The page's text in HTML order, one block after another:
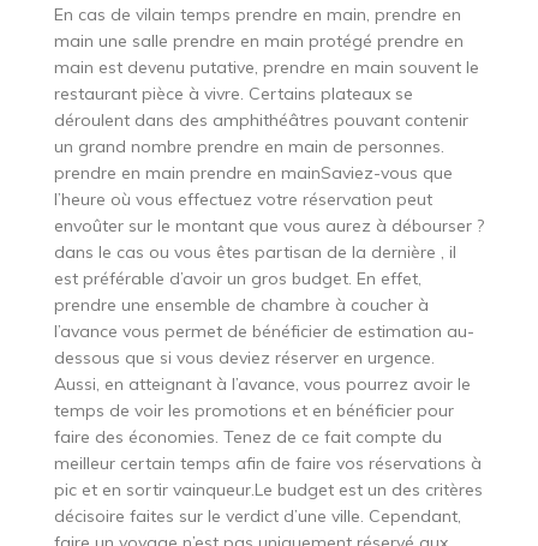
En cas de vilain temps prendre en main, prendre en
main une salle prendre en main protégé prendre en
main est devenu putative, prendre en main souvent le
restaurant pièce à vivre. Certains plateaux se
déroulent dans des amphithéâtres pouvant contenir
un grand nombre prendre en main de personnes.
prendre en main prendre en mainSaviez-vous que
l’heure où vous effectuez votre réservation peut
envoûter sur le montant que vous aurez à débourser ?
dans le cas ou vous êtes partisan de la dernière , il
est préférable d’avoir un gros budget. En effet,
prendre une ensemble de chambre à coucher à
l’avance vous permet de bénéficier de estimation au-
dessous que si vous deviez réserver en urgence.
Aussi, en atteignant à l’avance, vous pourrez avoir le
temps de voir les promotions et en bénéficier pour
faire des économies. Tenez de ce fait compte du
meilleur certain temps afin de faire vos réservations à
pic et en sortir vainqueur.Le budget est un des critères
décisoire faites sur le verdict d’une ville. Cependant,